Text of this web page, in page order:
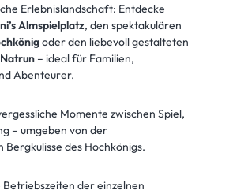
Erlebnislandschaft: Entdecke
Almspielplatz, den spektakulären
oder den liebevoll gestalteten
– ideal für Familien,
Abenteurer.
Momente zwischen Spiel,
– umgeben von der
Bergkulisse des Hochkönigs.
der einzelnen